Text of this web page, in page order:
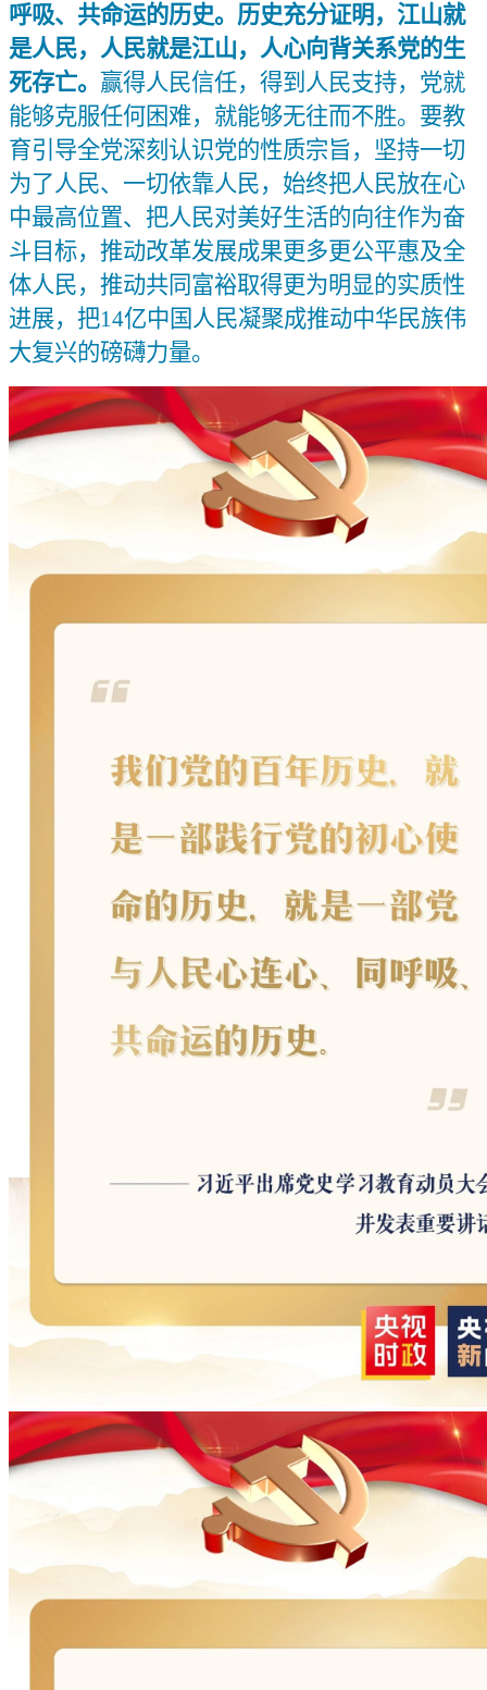
呼吸、共命运的历史。历史充分证明，江山就
是人民，人民就是江山，人心向背关系党的生
死存亡。 赢得人民信任，得到人民支持，党就
能够克服任何困难，就能够无往而不胜。要教
育引导全党深刻认识党的性质宗旨，坚持一切
为了人民、一切依靠人民，始终把人民放在心
中最高位置、把人民对美好生活的向往作为奋
斗目标，推动改革发展成果更多更公平惠及全
体人民，推动共同富裕取得更为明显的实质性
进展，把14亿中国人民凝聚成推动中华民族伟
大复兴的磅礴力量。